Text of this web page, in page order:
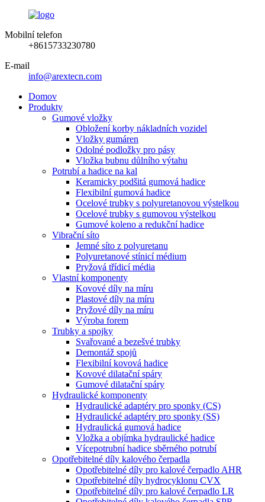
Mobilní telefon
+8615733230780
E-mail
info@arextecn.com
Domov
Produkty
Gumové vložky
Obložení korby nákladních vozidel
Vložky gumáren
Odolné podložky pro pásy
Vložka bubnu důlního výtahu
Potrubí a hadice na kal
Keramicky podšitá gumová hadice
Flexibilní gumová hadice
Ocelové trubky s polyuretanovou výstelkou
Ocelové trubky s gumovou výstelkou
Gumové koleno a redukční hadice
Vibrační síto
Jemné síto z polyuretanu
Polyuretanové stínicí médium
Pryžová třídicí média
Vlastní komponenty
Kovové díly na míru
Plastové díly na míru
Pryžové díly na míru
Výroba forem
Trubky a spojky
Svařované a bezešvé trubky
Demontáž spojů
Flexibilní kovová hadice
Kovové dilatační spáry
Gumové dilatační spáry
Hydraulické komponenty
Hydraulické adaptéry pro sponky (CS)
Hydraulické adaptéry pro sponky (SS)
Hydraulická gumová hadice
Vložka a objímka hydraulické hadice
Vícepotrubní hadice sběrného potrubí
Opotřebitelné díly kalového čerpadla
Opotřebitelné díly pro kalové čerpadlo AHR
Opotřebitelné díly hydrocyklonu CVX
Opotřebitelné díly pro kalové čerpadlo LR